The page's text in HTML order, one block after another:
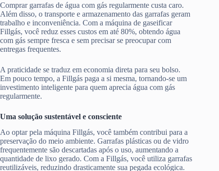
Comprar garrafas de água com gás regularmente custa caro.
Além disso, o transporte e armazenamento das garrafas geram
trabalho e inconveniência. Com a máquina de gaseificar
Fillgás, você reduz esses custos em até 80%, obtendo água
com gás sempre fresca e sem precisar se preocupar com
entregas frequentes.
A praticidade se traduz em economia direta para seu bolso.
Em pouco tempo, a Fillgás paga a si mesma, tornando-se um
investimento inteligente para quem aprecia água com gás
regularmente.
Uma solução sustentável e consciente
Ao optar pela máquina Fillgás, você também contribui para a
preservação do meio ambiente. Garrafas plásticas ou de vidro
frequentemente são descartadas após o uso, aumentando a
quantidade de lixo gerado. Com a Fillgás, você utiliza garrafas
reutilizáveis, reduzindo drasticamente sua pegada ecológica.